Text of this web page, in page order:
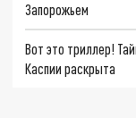
Запорожьем
Вот это триллер!
Каспии раскрыта